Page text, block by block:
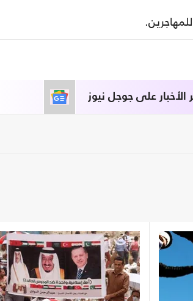
الأخبار على جوجل نيوز